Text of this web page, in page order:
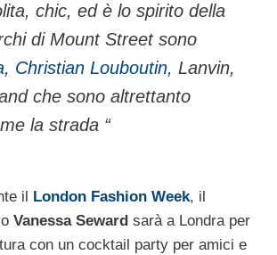
chic, ed è lo spirito della
di Mount Street sono
, Christian Louboutin, Lanvin,
che sono altrettanto
la strada “
il London Fashion Week, il
Vanessa Seward sarà a Londra per
con un cocktail party per amici e